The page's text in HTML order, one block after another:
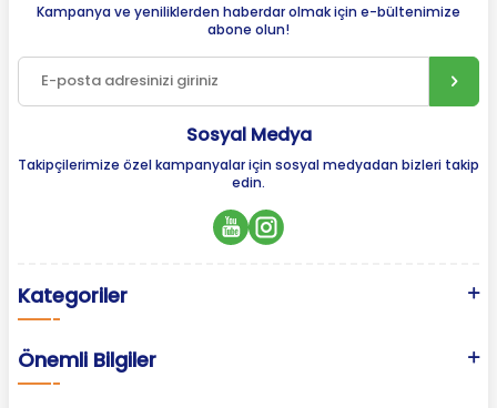
Kampanya ve yeniliklerden haberdar olmak için e-bültenimize
abone olun!
Sosyal Medya
Takipçilerimize özel kampanyalar için sosyal medyadan bizleri takip
edin.
Kategoriler
Önemli Bilgiler